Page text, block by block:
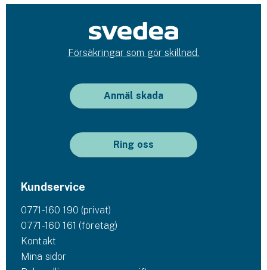
Försäkringar som gör skillnad.
Anmäl skada
Ring oss
Kundservice
0771-160 190 (privat)
0771-160 161 (företag)
Kontakt
Mina sidor